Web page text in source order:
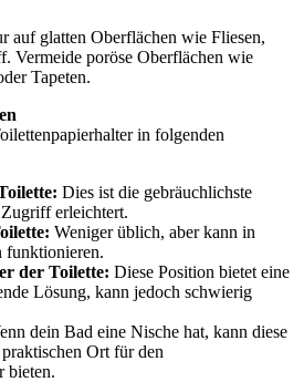
auf glatten Oberflächen wie Fliesen,
Vermeide poröse Oberflächen wie
Tapeten.
in folgenden
Dies ist die gebräuchlichste
erleichtert.
Weniger üblich, aber kann in
funktionieren.
der Toilette: Diese Position bietet eine
Lösung, kann jedoch schwierig
dein Bad eine Nische hat, kann diese
Ort für den
bieten.